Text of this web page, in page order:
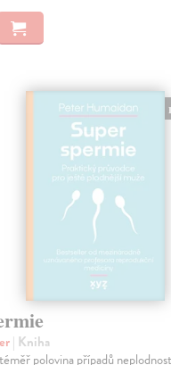
| Kniha
polovina případů